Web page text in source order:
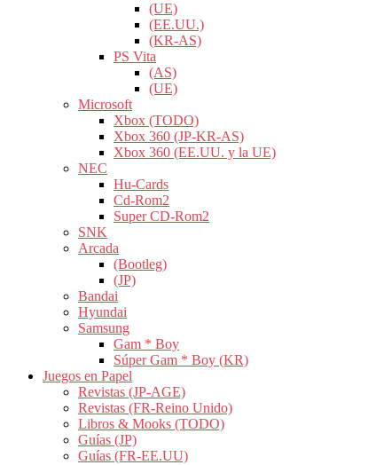
(UE)
(EE.UU.)
(KR-AS)
PS Vita
(AS)
(UE)
Microsoft
Xbox (TODO)
Xbox 360 (JP-KR-AS)
Xbox 360 (EE.UU. y la UE)
NEC
Hu-Cards
Cd-Rom2
Super CD-Rom2
SNK
Arcada
(Bootleg)
(JP)
Bandai
Hyundai
Samsung
Gam * Boy
Súper Gam * Boy (KR)
Juegos en Papel
Revistas (JP-AGE)
Revistas (FR-Reino Unido)
Libros & Mooks (TODO)
Guías (JP)
Guías (FR-EE.UU)